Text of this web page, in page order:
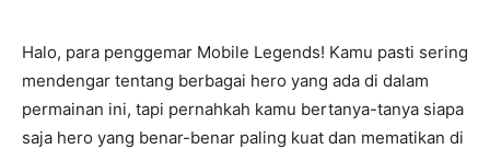
Halo, para penggemar Mobile Legends! Kamu pasti sering
mendengar tentang berbagai hero yang ada di dalam
permainan ini, tapi pernahkah kamu bertanya-tanya siapa
saja hero yang benar-benar paling kuat dan mematikan di